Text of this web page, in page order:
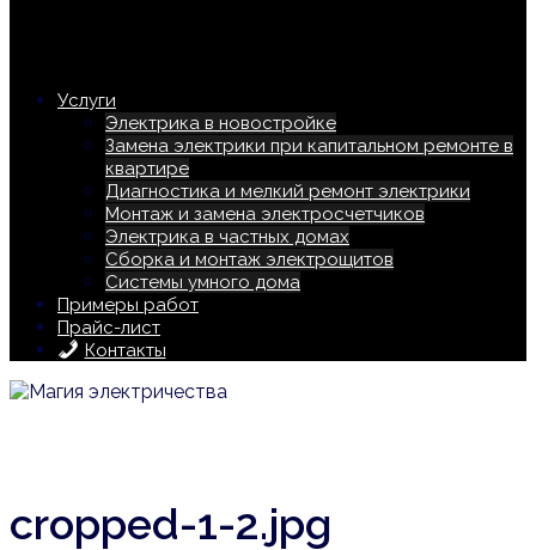
Услуги
Электрика в новостройке
Замена электрики при капитальном ремонте в
квартире
Диагностика и мелкий ремонт электрики
Монтаж и замена электросчетчиков
Электрика в частных домах
Сборка и монтаж электрощитов
Системы умного дома
Примеры работ
Прайс-лист
Контакты
cropped-1-2.jpg